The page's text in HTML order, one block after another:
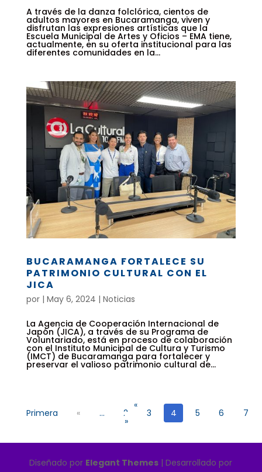
A través de la danza folclórica, cientos de
adultos mayores en Bucaramanga, viven y
disfrutan las expresiones artísticas que la
Escuela Municipal de Artes y Oficios – EMA tiene,
actualmente, en su oferta institucional para las
diferentes comunidades en la...
BUCARAMANGA FORTALECE SU
PATRIMONIO CULTURAL CON EL
JICA
por | May 6, 2024 | Noticias
La Agencia de Cooperación Internacional de
Japón (JICA), a través de su Programa de
Voluntariado, está en proceso de colaboración
con el Instituto Municipal de Cultura y Turismo
(IMCT) de Bucaramanga para fortalecer y
preservar el valioso patrimonio cultural de...
«
Primera « ... 2 3 4 5 6 7
»
Diseñado por Elegant Themes | Desarrollado por